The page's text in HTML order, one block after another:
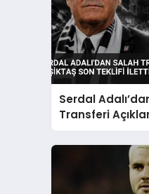
Serdal
Transferi
Son Teklifi İletti